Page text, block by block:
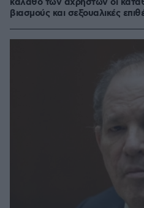
κάλαθο των αχρήστων οι
βιασμούς και σεξουαλικές